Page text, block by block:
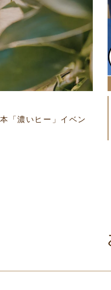
「濃いヒー」イベン